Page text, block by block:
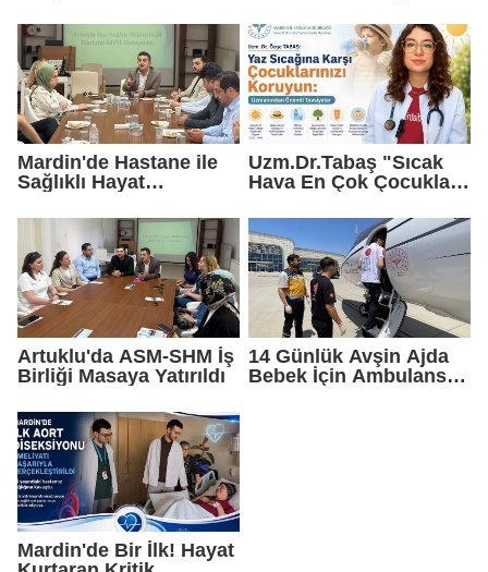
Polikliniği Hizmete
Girdi
Mardin'de Hastane ile
Sağlıklı Hayat
Güç Birliği
Uzm.Dr.Tabaş "Sıcak
Hava En Çok Çocukları
Artuklu'da ASM-SHM İş
Birliği Masaya Yatırıldı
14 Günlük Avşin Ajda
Bebek İçin Ambulans
Mardin'de Bir İlk! Hayat